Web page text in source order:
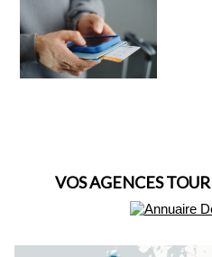
VOS AGENCES